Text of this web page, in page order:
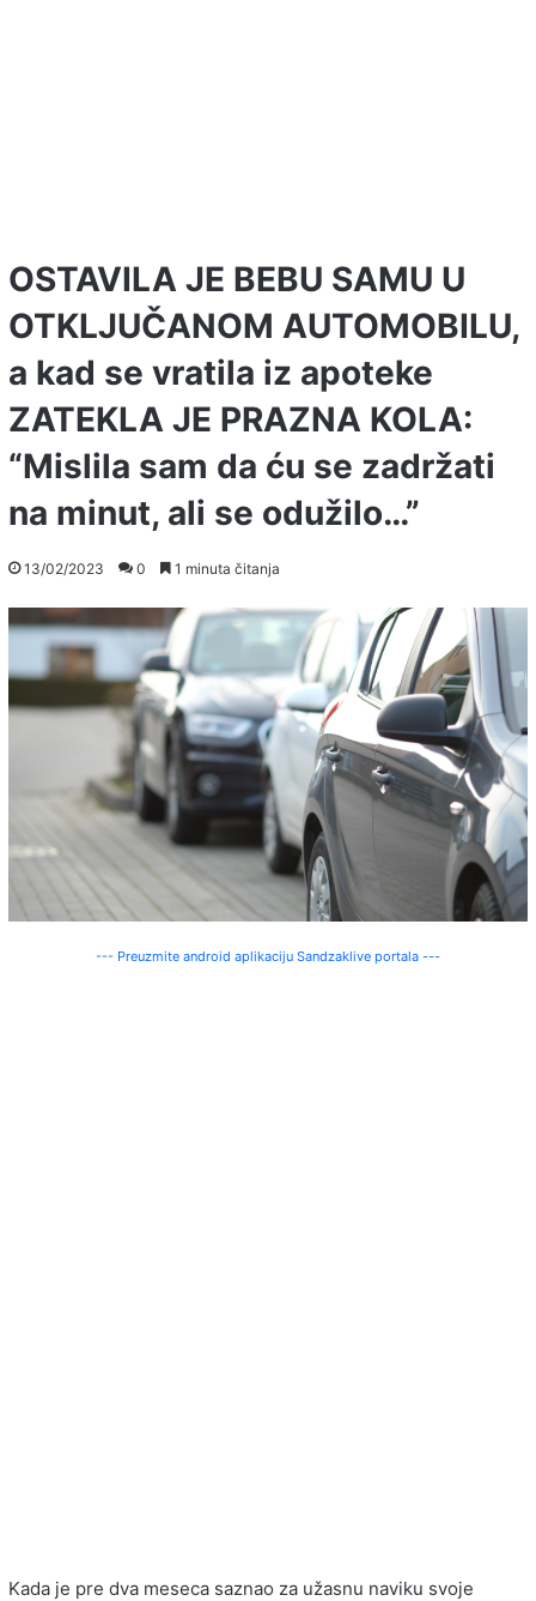
OSTAVILA JE BEBU SAMU U
OTKLJUČANOM AUTOMOBILU,
a kad se vratila iz apoteke
ZATEKLA JE PRAZNA KOLA:
“Mislila sam da ću se zadržati
na minut, ali se odužilo…”
13/02/2023 0 1 minuta čitanja
--- Preuzmite android aplikaciju Sandzaklive portala ---
Kada je pre dva meseca saznao za užasnu naviku svoje